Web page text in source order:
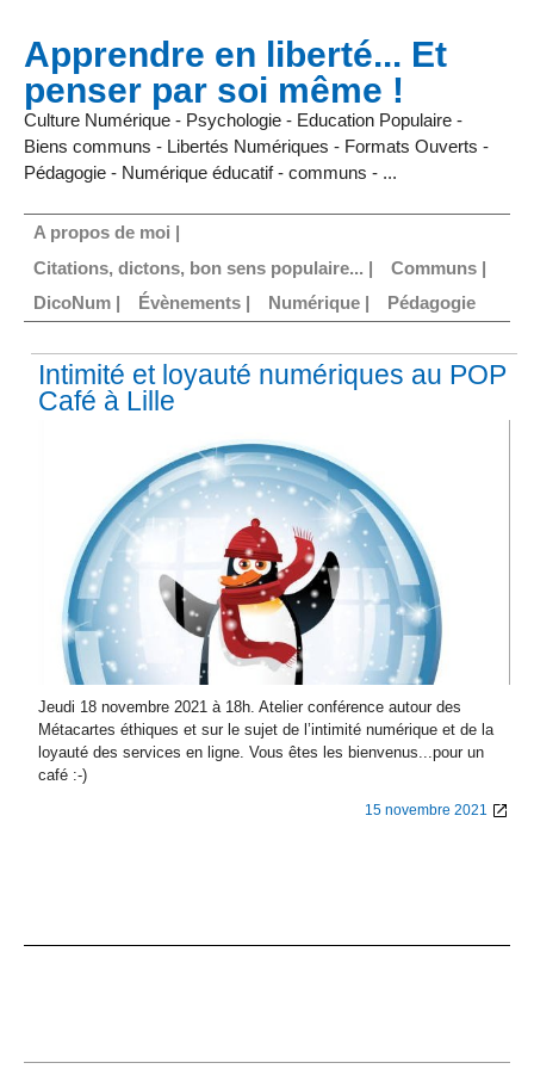
Apprendre en liberté... Et
penser par soi même !
Culture Numérique - Psychologie - Education Populaire -
Biens communs - Libertés Numériques - Formats Ouverts -
Pédagogie - Numérique éducatif - communs - ...
A propos de moi |
Citations, dictons, bon sens populaire... |
Communs |
DicoNum |
Évènements | Numérique | Pédagogie
Intimité et loyauté numériques au POP
Café à Lille
Jeudi 18 novembre 2021 à 18h. Atelier conférence autour des
Métacartes éthiques et sur le sujet de l’intimité numérique et de la
loyauté des services en ligne. Vous êtes les bienvenus...pour un
café :-)
15 novembre 2021